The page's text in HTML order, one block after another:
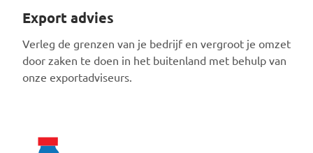
Export advies
Verleg de grenzen van je bedrijf en vergroot je omzet
door zaken te doen in het buitenland met behulp van
onze exportadviseurs.